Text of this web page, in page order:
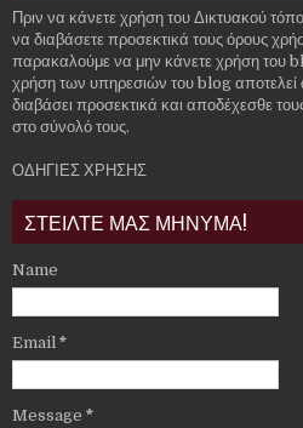
Πριν να κάνετε χρήση του Δικτυακού
να διαβάσετε προσεκτικά τους όρους
παρακαλούμε να μην κάνετε χρήση του
χρήση των υπηρεσιών του blog αποτελεί
διαβάσει προσεκτικά και αποδέχεσθε
στο σύνολό τους.
ΟΔΗΓΙΕΣ ΧΡΗΣΗΣ
ΣΤΕΙΛΤΕ ΜΑΣ ΜΗΝΥΜΑ!
Name
Email *
Message *